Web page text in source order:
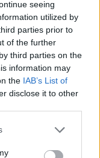
seeing
utilized by
parties prior to
of the further
third parties on the
information may
the IAB’s List of
disclose it to other
Masia, Pinna e
è Loru
la difesa c'è l'ex
torna sul